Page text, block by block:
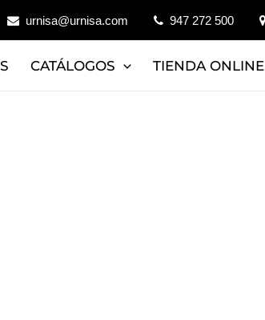
urnisa@urnisa.com 947 272 500
CATÁLOGOS TIENDA ONLINE